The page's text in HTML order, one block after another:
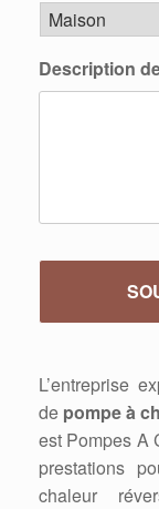
Description
L’entreprise
de pompe à
est Pompes A
prestations
chaleur